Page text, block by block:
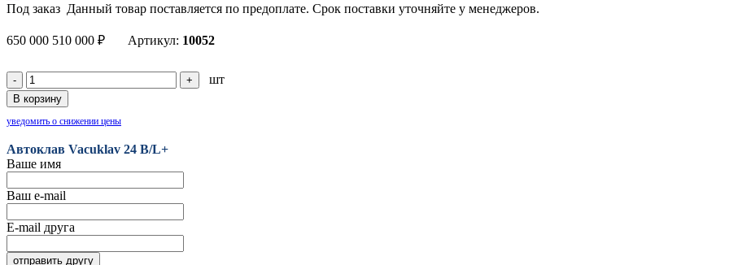
Под заказ Данный товар поставляется по предоплате. Срок поставки уточняйте у менеджеров.
650 000 510 000 ₽ Артикул: 10052
шт
уведомить о снижении цены
Автоклав Vacuklav 24 B/L+
Ваше имя
Ваш e-mail
E-mail друга